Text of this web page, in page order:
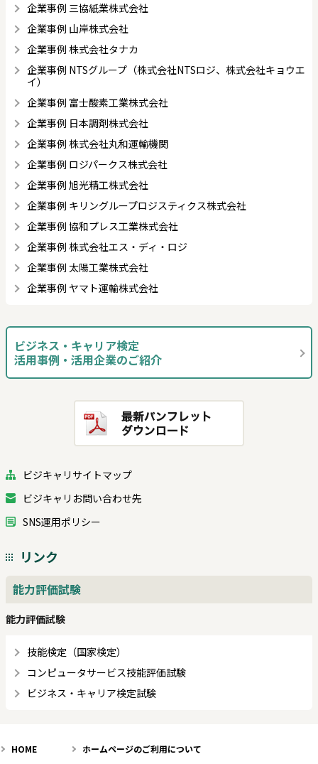
企業事例 三協紙業株式会社
企業事例 山岸株式会社
企業事例 株式会社タナカ
企業事例 NTSグループ（株式会社NTSロジ、株式会社キョウエ
イ）
企業事例 富士酸素工業株式会社
企業事例 日本調剤株式会社
企業事例 株式会社丸和運輸機関
企業事例 ロジパークス株式会社
企業事例 旭光精工株式会社
企業事例 キリングループロジスティクス株式会社
企業事例 協和プレス工業株式会社
企業事例 株式会社エス・ディ・ロジ
企業事例 太陽工業株式会社
企業事例 ヤマト運輸株式会社
ビジネス・キャリア検定
活用事例・活用企業のご紹介
ビジキャリサイトマップ
ビジキャリお問い合わせ先
SNS運用ポリシー
リンク
能力評価試験
能力評価試験
技能検定（国家検定）
コンピュータサービス技能評価試験
ビジネス・キャリア検定試験
HOME ホームページのご利用について